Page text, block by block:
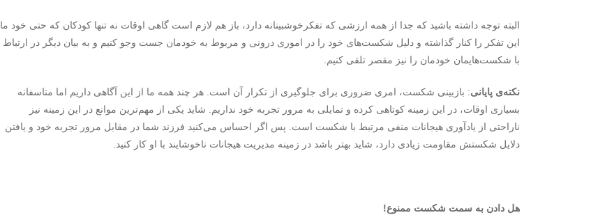
البته توجه داشته باشید که جدا از همه‌ ارزشی که تفکرخوشبینانه دارد، باز هم لازم است گاهی اوقات نه تنها کودکان که حتی خود ما
این تفکر را کنار گذاشته و دلیل شکست‌های خود را در اموری درونی و مربوط به خودمان جست­ وجو کنیم و به بیان دیگر در ارتباط
با شکست‌هایمان خودمان را نیز مقصر تلقی کنیم.
نکته‌ی پایانی: بازبینی شکست، امری ضروری برای جلوگیری از تکرار آن است. هر چند همه‌ ما از این آگاهی داریم اما متاسفانه
بسیاری اوقات، در این زمینه کوتاهی کرده و تمایلی به مرور تجربه خود نداریم. شاید یکی از مهم‌ترین موانع در این زمینه نیز
ناراحتی از یادآوری هیجانات منفی مرتبط با شکست است. پس اگر احساس می‌کنید فرزند شما در مقابل مرور تجربه خود و یافتن
دلایل شکستش مقاومت زیادی دارد، شاید بهتر باشد در زمینه مدیریت هیجانات ناخوشایند با او کار کنید.
هل دادن به سمت شکست ممنوع!